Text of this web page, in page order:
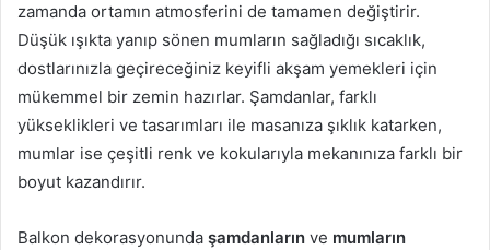
zamanda ortamın atmosferini de tamamen değiştirir.
Düşük ışıkta yanıp sönen mumların sağladığı sıcaklık,
dostlarınızla geçireceğiniz keyifli akşam yemekleri için
mükemmel bir zemin hazırlar. Şamdanlar, farklı
yükseklikleri ve tasarımları ile masanıza şıklık katarken,
mumlar ise çeşitli renk ve kokularıyla mekanınıza farklı bir
boyut kazandırır.
Balkon dekorasyonunda şamdanların ve mumların